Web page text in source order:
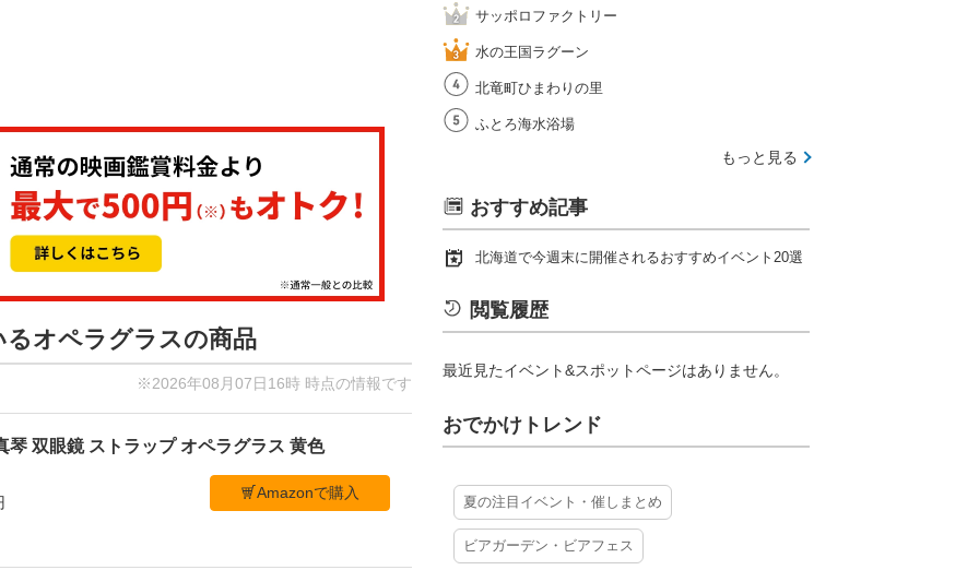
オペラグラスの商品
※2026年08月07日16時 時点の情報です
琴 双眼鏡 ストラップ オペラグラス 黄色
Amazonで購入
サッポロファクトリー
水の王国ラグーン
北竜町ひまわりの里
ふとろ海水浴場
もっと見る
おすすめ記事
北海道で今週末に開催されるおすすめイベント20選
閲覧履歴
最近見たイベント&スポットページはありません。
おでかけトレンド
夏の注目イベント・催しまとめ
ビアガーデン・ビアフェス